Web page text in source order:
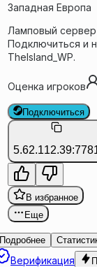
Западная Европа
Ламповый сервер
Подключиться и
TheIsland_WP.
Оценка игроков
Подключиться
В избранное
Еще
Подробнее
Верификация